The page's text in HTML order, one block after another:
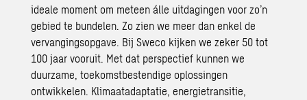
ideale moment om meteen álle uitdagingen voor zo’n
gebied te bundelen. Zo zien we meer dan enkel de
vervangingsopgave. Bij Sweco kijken we zeker 50 tot
100 jaar vooruit. Met dat perspectief kunnen we
duurzame, toekomstbestendige oplossingen
ontwikkelen. Klimaatadaptatie, energietransitie,